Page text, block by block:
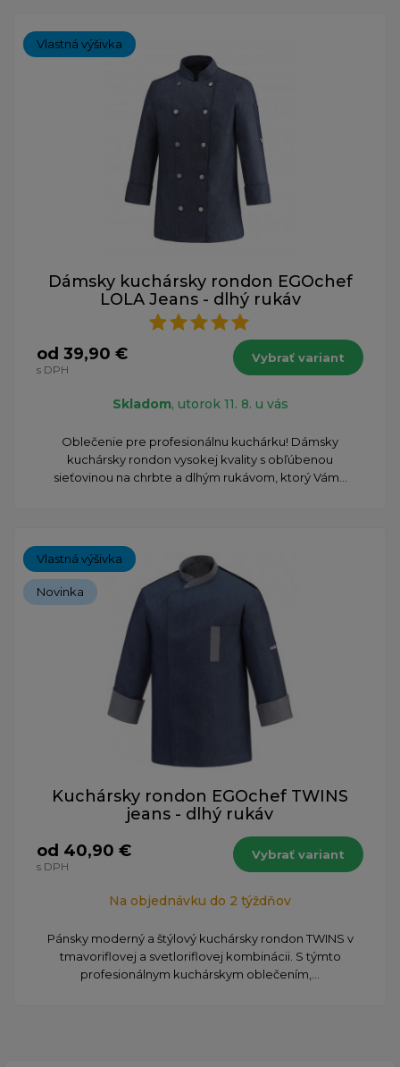
Vlastná výšivka
Dámsky kuchársky rondon EGOchef
LOLA Jeans - dlhý rukáv
od 39,90 €
s DPH
Vybrať variant
Skladom, utorok 11. 8. u vás
Oblečenie pre profesionálnu kuchárku! Dámsky
kuchársky rondon vysokej kvality s obľúbenou
sieťovinou na chrbte a dlhým rukávom, ktorý Vám...
Vlastná výšivka
Novinka
Kuchársky rondon EGOchef TWINS
jeans - dlhý rukáv
od 40,90 €
s DPH
Vybrať variant
Na objednávku do 2 týždňov
Pánsky moderný a štýlový kuchársky rondon TWINS v
tmavoriflovej a svetloriflovej kombinácii. S týmto
profesionálnym kuchárskym oblečením,...